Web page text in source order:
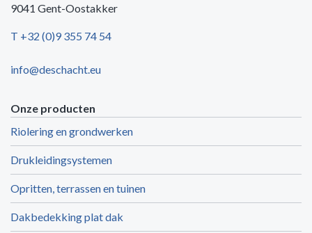
9041 Gent-Oostakker
T +32 (0)9 355 74 54
info@deschacht.eu
Onze producten
Riolering en grondwerken
Drukleidingsystemen
Opritten, terrassen en tuinen
Dakbedekking plat dak